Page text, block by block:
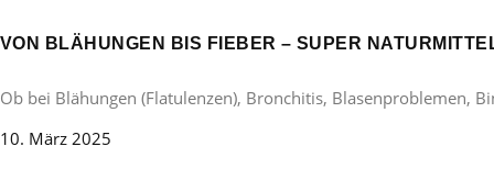
VON BLÄHUNGEN BIS FIEBER – SUPER
Ob bei Blähungen (Flatulenzen), Bronchitis, Blasenproblemen,
10. März 2025